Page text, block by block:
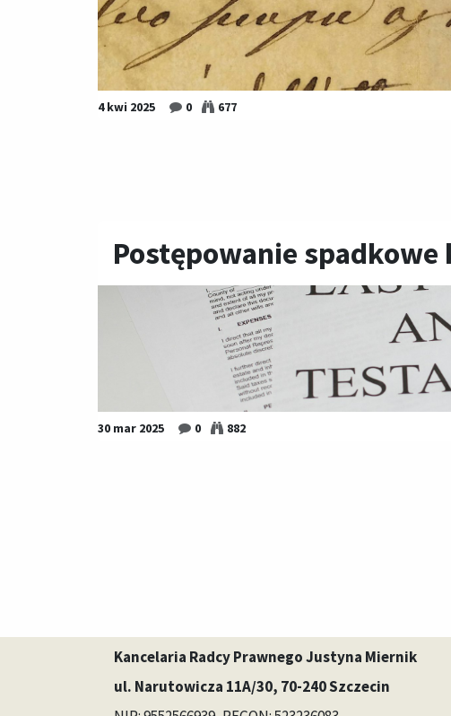
4 kwi 2025 0 677
Postępowanie
30 mar 2025 0 882
Kancelaria Radcy Prawnego Justyna Miernik
ul. Narutowicza 11A/30, 70-240 Szczecin